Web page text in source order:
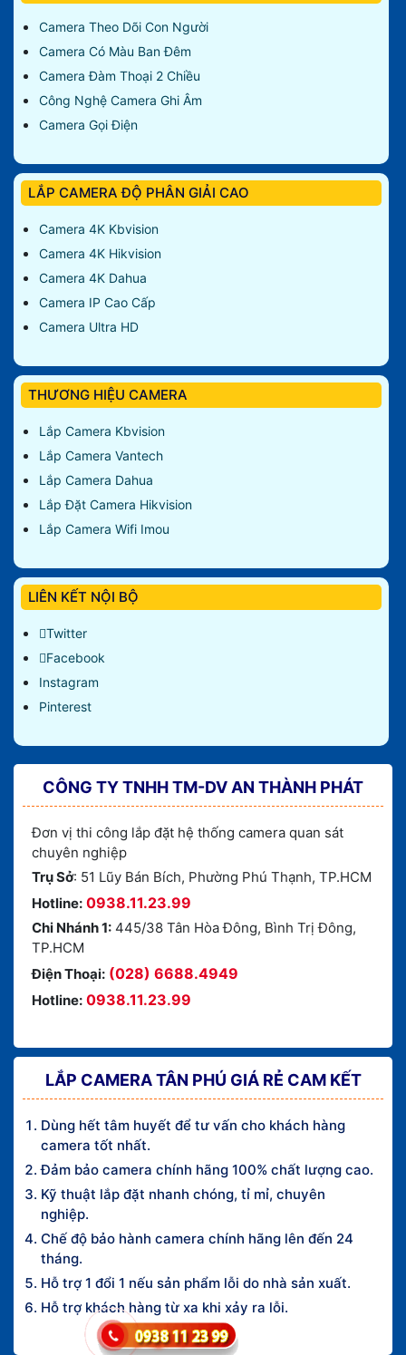
Camera Theo Dõi Con Người
Camera Có Màu Ban Đêm
Camera Đàm Thoại 2 Chiều
Công Nghệ Camera Ghi Âm
Camera Gọi Điện
LẮP CAMERA ĐỘ PHÂN GIẢI CAO
Camera 4K Kbvision
Camera 4K Hikvision
Camera 4K Dahua
Camera IP Cao Cấp
Camera Ultra HD
THƯƠNG HIỆU CAMERA
Lắp Camera Kbvision
Lắp Camera Vantech
Lắp Camera Dahua
Lắp Đặt Camera Hikvision
Lắp Camera Wifi Imou
LIÊN KẾT NỘI BỘ
Twitter
Facebook
Instagram
Pinterest
CÔNG TY TNHH TM-DV AN THÀNH PHÁT
Đơn vị thi công lắp đặt hệ thống camera quan sát
chuyên nghiệp
Trụ Sở: 51 Lũy Bán Bích, Phường Phú Thạnh, TP.HCM
Hotline: 0938.11.23.99
Chi Nhánh 1: 445/38 Tân Hòa Đông, Bình Trị Đông,
TP.HCM
Điện Thoại: (028) 6688.4949
Hotline: 0938.11.23.99
LẮP CAMERA TÂN PHÚ GIÁ RẺ CAM KẾT
Dùng hết tâm huyết để tư vấn cho khách hàng
camera tốt nhất.
Đảm bảo camera chính hãng 100% chất lượng cao.
Kỹ thuật lắp đặt nhanh chóng, tỉ mỉ, chuyên
nghiệp.
Chế độ bảo hành camera chính hãng lên đến 24
tháng.
Hỗ trợ 1 đổi 1 nếu sản phẩm lỗi do nhà sản xuất.
Hỗ trợ khách hàng từ xa khi xảy ra lỗi.